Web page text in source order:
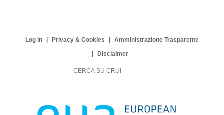
Log in Privacy & Cookies
Amministrazione Trasparente
Disclaimer
c